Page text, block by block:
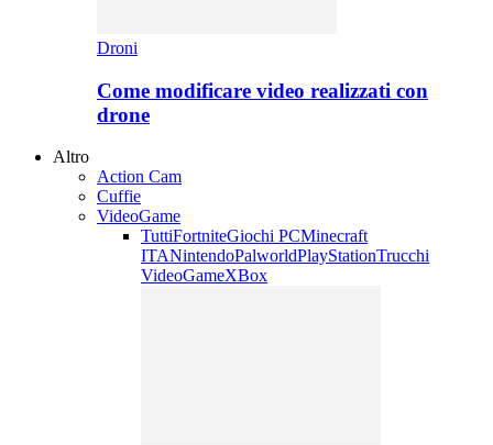
Droni
Come modificare video realizzati con
drone
Altro
Action Cam
Cuffie
VideoGame
TuttiFortniteGiochi PCMinecraft
ITANintendoPalworldPlayStationTrucchi
VideoGameXBox